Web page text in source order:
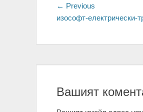
Навигация
← Previous
post:
изософт-електрически-
Вашият